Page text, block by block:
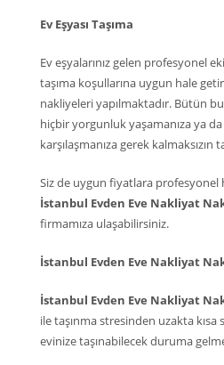
Ev Eşyası Taşıma
Ev eşyalarınız gelen profesyonel
taşıma koşullarına uygun hale
nakliyeleri yapılmaktadır. Bütün
hiçbir yorgunluk yaşamanıza ya
karşılaşmanıza gerek
Siz de uygun fiyatlara profesyonel
İstanbul Evden Eve Nakliyat
firmamıza ulaşabilirsiniz.
İstanbul Evden Eve Nakliyat
İstanbul Evden Eve Nakliyat
ile taşınma stresinden uzakta
evinize taşınabilecek duruma